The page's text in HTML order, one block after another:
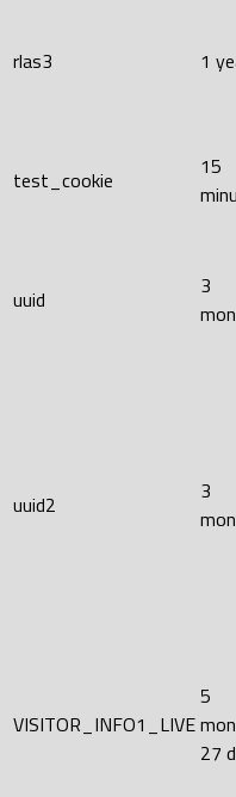
rlas3 1
test_cookie
15
uuid
3
uuid2
3
VISITOR_INFO1_LIVE
5
27